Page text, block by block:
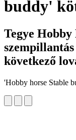
buddy'
Tegye
következő
'Hobby horse Stable